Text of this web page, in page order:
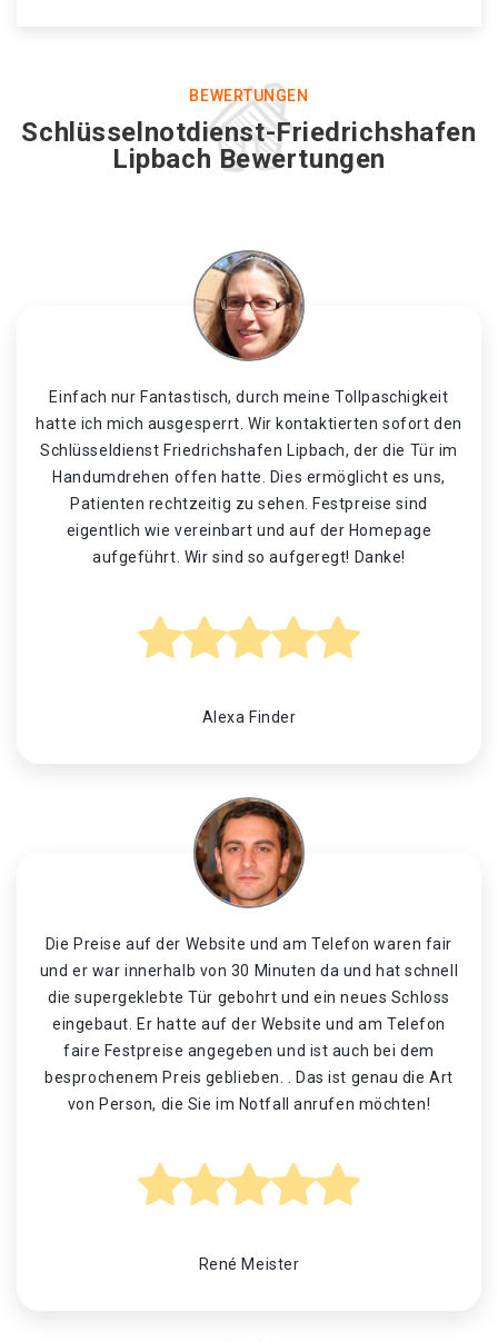
BEWERTUNGEN
Schlüsselnotdienst-Friedrichshafen
Lipbach Bewertungen
Einfach nur Fantastisch, durch meine Tollpaschigkeit
hatte ich mich ausgesperrt. Wir kontaktierten sofort den
Schlüsseldienst Friedrichshafen Lipbach, der die Tür im
Handumdrehen offen hatte. Dies ermöglicht es uns,
Patienten rechtzeitig zu sehen. Festpreise sind
eigentlich wie vereinbart und auf der Homepage
aufgeführt. Wir sind so aufgeregt! Danke!
Alexa Finder
Die Preise auf der Website und am Telefon waren fair
und er war innerhalb von 30 Minuten da und hat schnell
die supergeklebte Tür gebohrt und ein neues Schloss
eingebaut. Er hatte auf der Website und am Telefon
faire Festpreise angegeben und ist auch bei dem
besprochenem Preis geblieben. . Das ist genau die Art
von Person, die Sie im Notfall anrufen möchten!
René Meister